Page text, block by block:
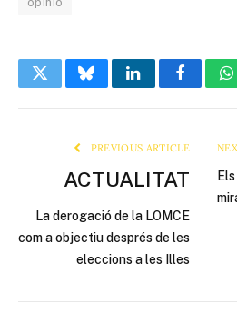
TwitterBlueskyLinkedIn
PREVIOUS ARTICLE
ACTUALITAT
La derogació de la LOMCE
com a objectiu després de les
eleccions a les Illes